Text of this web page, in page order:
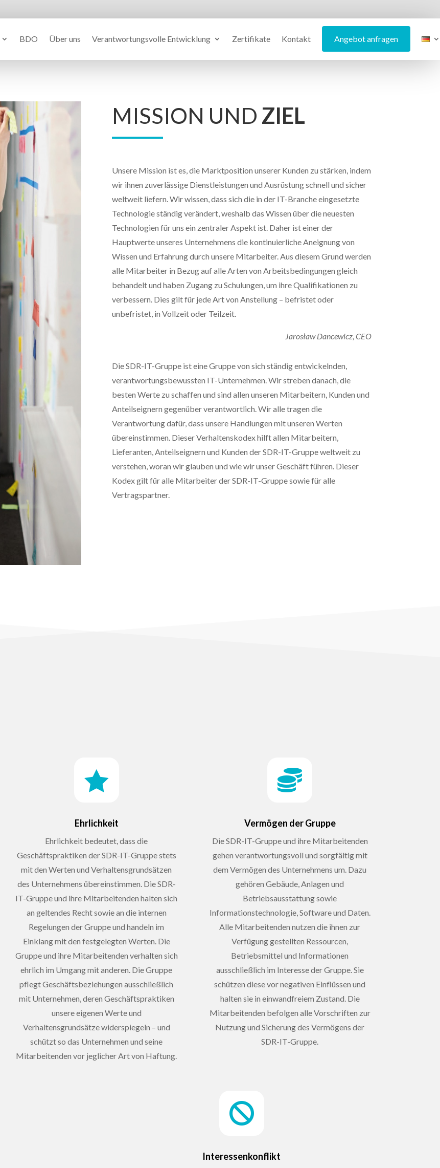
BDO Über uns Verantwortungsvolle Entwicklung Zertifikate Kontakt Angebot anfragen
MISSION UND ZIEL
Unsere Mission ist es, die Marktposition unserer Kunden zu stärken, indem
wir ihnen zuverlässige Dienstleistungen und Ausrüstung schnell und sicher
weltweit liefern. Wir wissen, dass sich die in der IT-Branche eingesetzte
Technologie ständig verändert, weshalb das Wissen über die neuesten
Technologien für uns ein zentraler Aspekt ist. Daher ist einer der
Hauptwerte unseres Unternehmens die kontinuierliche Aneignung von
Wissen und Erfahrung durch unsere Mitarbeiter. Aus diesem Grund werden
alle Mitarbeiter in Bezug auf alle Arten von Arbeitsbedingungen gleich
behandelt und haben Zugang zu Schulungen, um ihre Qualifikationen zu
verbessern. Dies gilt für jede Art von Anstellung – befristet oder
unbefristet, in Vollzeit oder Teilzeit.
Jarosław Dancewicz, CEO
Die SDR-IT-Gruppe ist eine Gruppe von sich ständig entwickelnden,
verantwortungsbewussten IT-Unternehmen. Wir streben danach, die
besten Werte zu schaffen und sind allen unseren Mitarbeitern, Kunden und
Anteilseignern gegenüber verantwortlich. Wir alle tragen die
Verantwortung dafür, dass unsere Handlungen mit unseren Werten
übereinstimmen. Dieser Verhaltenskodex hilft allen Mitarbeitern,
Lieferanten, Anteilseignern und Kunden der SDR-IT-Gruppe weltweit zu
verstehen, woran wir glauben und wie wir unser Geschäft führen. Dieser
Kodex gilt für alle Mitarbeiter der SDR-IT-Gruppe sowie für alle
Vertragspartner.

Ehrlichkeit
Ehrlichkeit bedeutet, dass die
Geschäftspraktiken der SDR-IT-Gruppe stets
mit den Werten und Verhaltensgrundsätzen
des Unternehmens übereinstimmen. Die SDR-
IT-Gruppe und ihre Mitarbeitenden halten sich
an geltendes Recht sowie an die internen
Regelungen der Gruppe und handeln im
Einklang mit den festgelegten Werten. Die
Gruppe und ihre Mitarbeitenden verhalten sich
ehrlich im Umgang mit anderen. Die Gruppe
pflegt Geschäftsbeziehungen ausschließlich
mit Unternehmen, deren Geschäftspraktiken
unsere eigenen Werte und
Verhaltensgrundsätze widerspiegeln – und
schützt so das Unternehmen und seine
Mitarbeitenden vor jeglicher Art von Haftung.

Vermögen der Gruppe
Die SDR-IT-Gruppe und ihre Mitarbeitenden
gehen verantwortungsvoll und sorgfältig mit
dem Vermögen des Unternehmens um. Dazu
gehören Gebäude, Anlagen und
Betriebsausstattung sowie
Informationstechnologie, Software und Daten.
Alle Mitarbeitenden nutzen die ihnen zur
Verfügung gestellten Ressourcen,
Betriebsmittel und Informationen
ausschließlich im Interesse der Gruppe. Sie
schützen diese vor negativen Einflüssen und
halten sie in einwandfreiem Zustand. Die
Mitarbeitenden befolgen alle Vorschriften zur
Nutzung und Sicherung des Vermögens der
SDR-IT-Gruppe.

Interessenkonflikt